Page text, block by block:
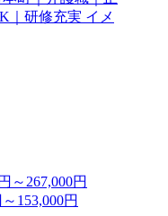
～267,000円
153,000円